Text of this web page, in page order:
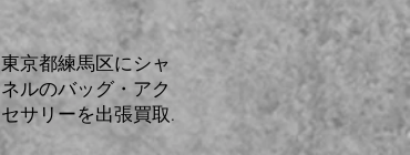
東京都練馬区にシャ
ネルのバッグ・アク
セサリーを出張買取
いたしました。